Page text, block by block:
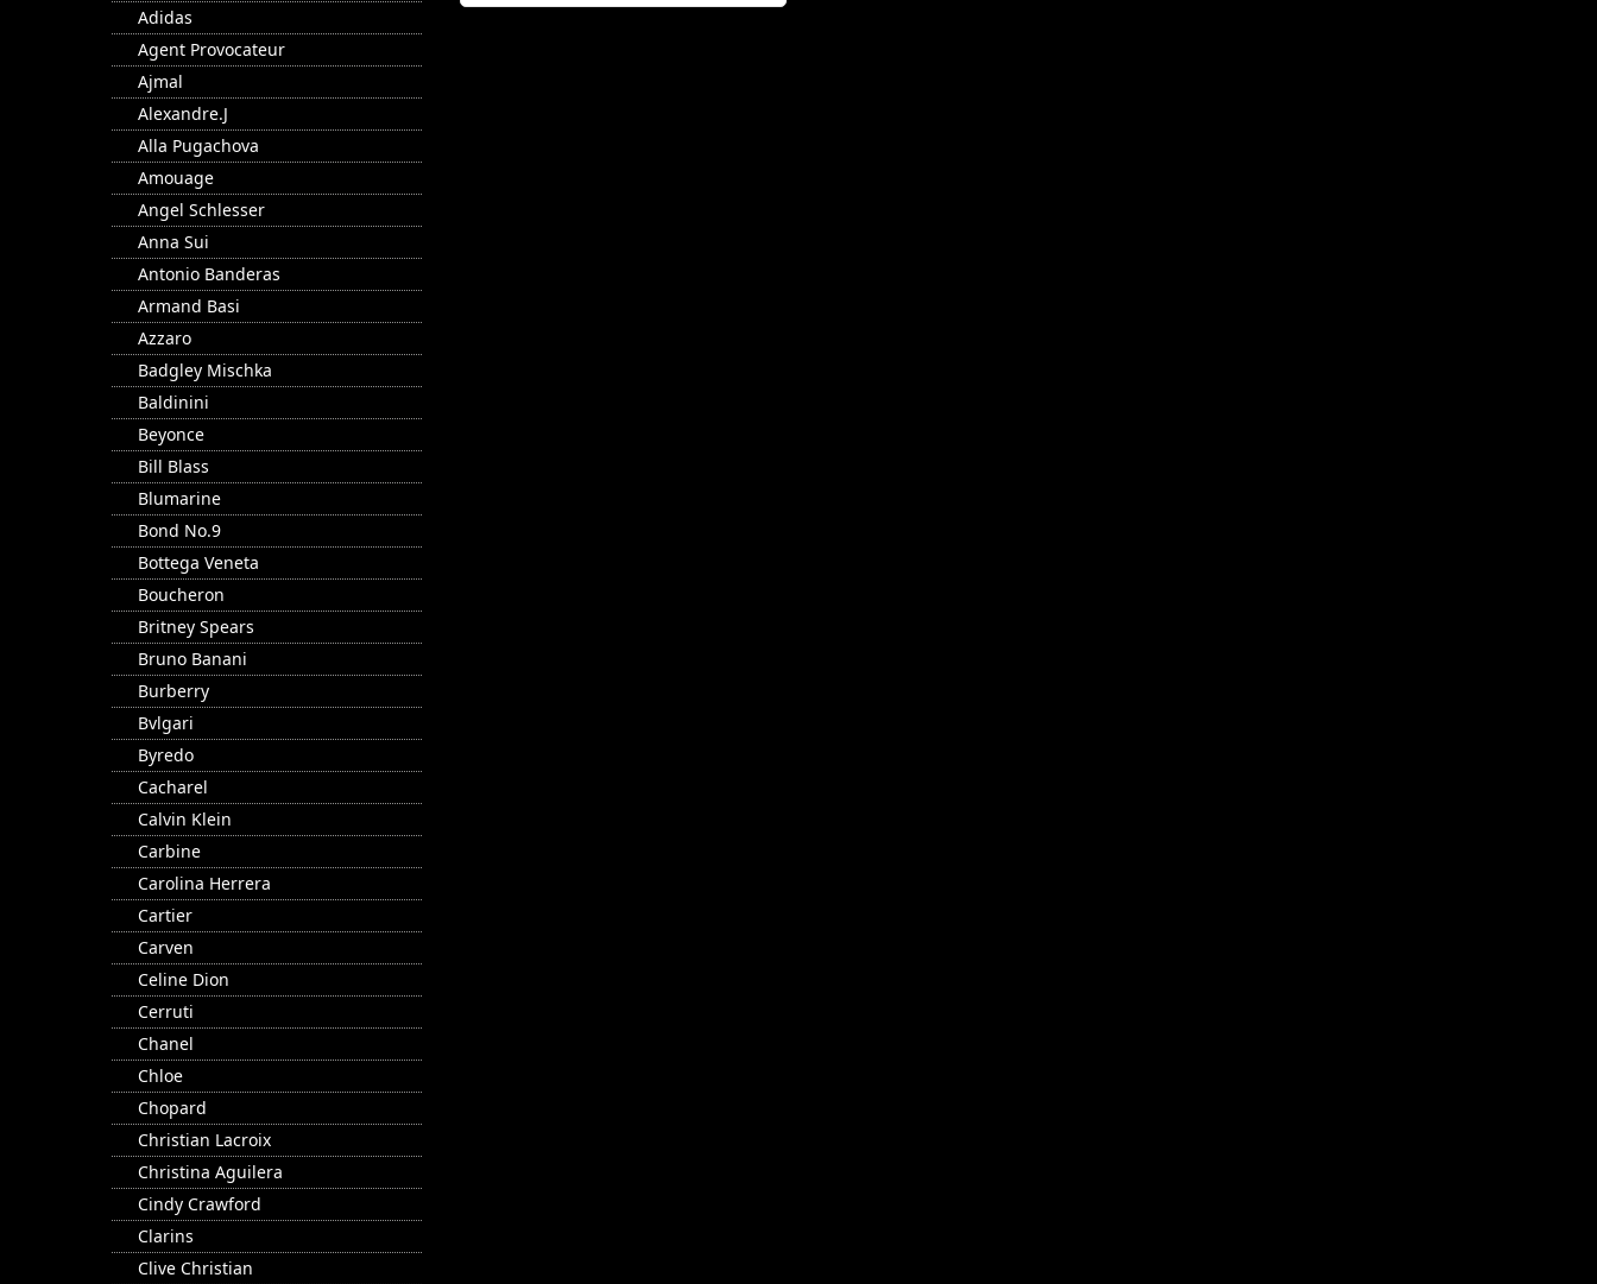
Adidas
Agent Provocateur
Ajmal
Alexandre.J
Alla Pugachova
Amouage
Angel Schlesser
Anna Sui
Antonio Banderas
Armand Basi
Azzaro
Badgley Mischka
Baldinini
Beyonce
Bill Blass
Blumarine
Bond No.9
Bottega Veneta
Boucheron
Britney Spears
Bruno Banani
Burberry
Bvlgari
Byredo
Cacharel
Calvin Klein
Carbine
Carolina Herrera
Cartier
Carven
Celine Dion
Cerruti
Chanel
Chloe
Chopard
Christian Lacroix
Christina Aguilera
Cindy Crawford
Clarins
Clive Christian